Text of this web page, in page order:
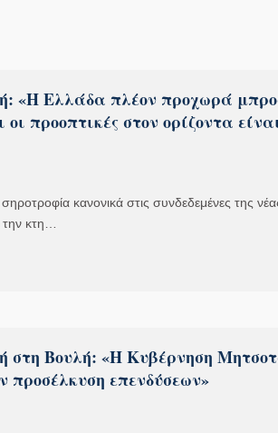
«Η Ελλάδα πλέον προχωρά
προοπτικές στον ορίζοντα
κανονικά στις συνδεδεμένες της
κτη…
στη Βουλή: «Η Κυβέρνηση
προσέλκυση επενδύσεων»